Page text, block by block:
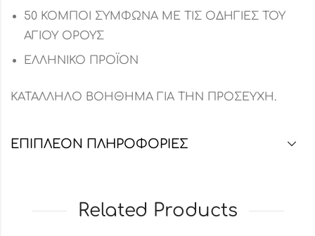
50 ΚΟΜΠΟΙ ΣΥΜΦΩΝΑ ΜΕ ΤΙΣ ΟΔΗΓΙΕΣ ΤΟΥ
ΑΓΙΟΥ ΟΡΟΥΣ
ΕΛΛΗΝΙΚΟ ΠΡΟΪΟΝ
ΚΑΤΑΛΛΗΛΟ ΒΟΗΘΗΜΑ ΓΙΑ ΤΗΝ ΠΡΟΣΕΥΧΗ.
ΕΠΙΠΛΈΟΝ ΠΛΗΡΟΦΟΡΊΕΣ
Related Products